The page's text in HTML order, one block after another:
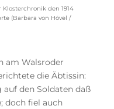
den 1914
(Barbara von Hövel /
am Walsroder
die Äbtissin:
auf den Soldaten daß
doch fiel auch